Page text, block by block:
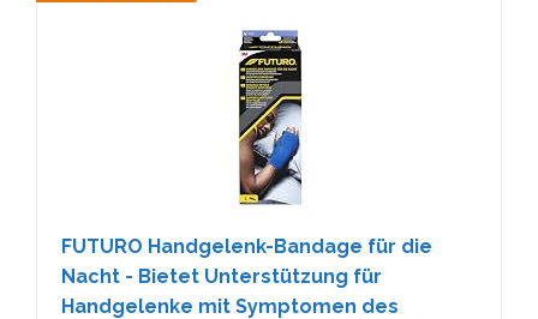
FUTURO Handgelenk-Bandage für die
Nacht - Bietet Unterstützung für
Handgelenke mit Symptomen des